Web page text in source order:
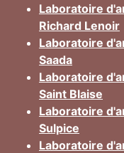
Laboratoire
Richard Lenoir
Laboratoire
Saada
Laboratoire
Saint Blaise
Laboratoire
Sulpice
Laboratoire